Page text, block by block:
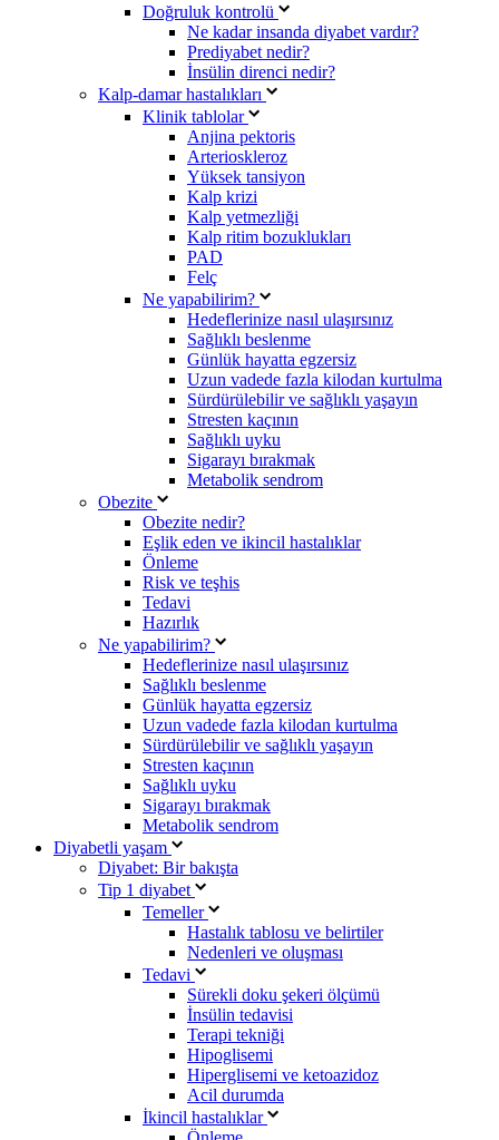
Doğruluk kontrolü
Ne kadar insanda diyabet vardır?
Prediyabet nedir?
İnsülin direnci nedir?
Kalp-damar hastalıkları
Klinik tablolar
Anjina pektoris
Arterioskleroz
Yüksek tansiyon
Kalp krizi
Kalp yetmezliği
Kalp ritim bozuklukları
PAD
Felç
Ne yapabilirim?
Hedeflerinize nasıl ulaşırsınız
Sağlıklı beslenme
Günlük hayatta egzersiz
Uzun vadede fazla kilodan kurtulma
Sürdürülebilir ve sağlıklı yaşayın
Stresten kaçının
Sağlıklı uyku
Sigarayı bırakmak
Metabolik sendrom
Obezite
Obezite nedir?
Eşlik eden ve ikincil hastalıklar
Önleme
Risk ve teşhis
Tedavi
Hazırlık
Ne yapabilirim?
Hedeflerinize nasıl ulaşırsınız
Sağlıklı beslenme
Günlük hayatta egzersiz
Uzun vadede fazla kilodan kurtulma
Sürdürülebilir ve sağlıklı yaşayın
Stresten kaçının
Sağlıklı uyku
Sigarayı bırakmak
Metabolik sendrom
Diyabetli yaşam
Diyabet: Bir bakışta
Tip 1 diyabet
Temeller
Hastalık tablosu ve belirtiler
Nedenleri ve oluşması
Tedavi
Sürekli doku şekeri ölçümü
İnsülin tedavisi
Terapi tekniği
Hipoglisemi
Hiperglisemi ve ketoazidoz
Acil durumda
İkincil hastalıklar